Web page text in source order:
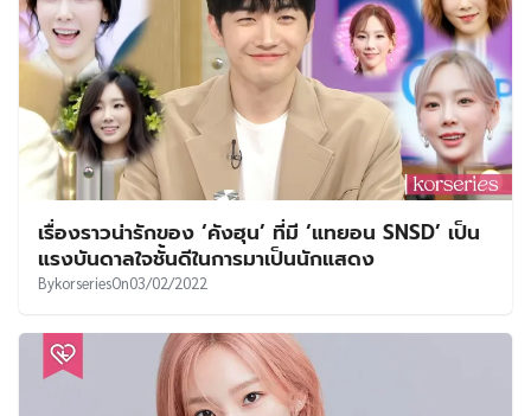
เรื่องราวน่ารักของ ‘คังฮุน’ ที่มี ‘แทยอน SNSD’ เป็น
แรงบันดาลใจชั้นดีในการมาเป็นนักแสดง
BykorseriesOn03/02/2022